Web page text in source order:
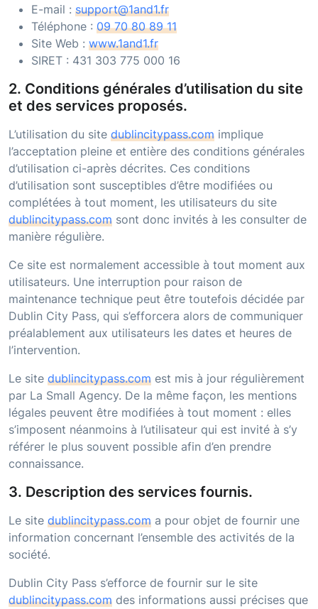
E-mail : support@1and1.fr
Téléphone : 09 70 80 89 11
Site Web : www.1and1.fr
SIRET : 431 303 775 000 16
2. Conditions générales d’utilisation du site
et des services proposés.
L’utilisation du site dublincitypass.com implique
l’acceptation pleine et entière des conditions générales
d’utilisation ci-après décrites. Ces conditions
d’utilisation sont susceptibles d’être modifiées ou
complétées à tout moment, les utilisateurs du site
dublincitypass.com sont donc invités à les consulter de
manière régulière.
Ce site est normalement accessible à tout moment aux
utilisateurs. Une interruption pour raison de
maintenance technique peut être toutefois décidée par
Dublin City Pass, qui s’efforcera alors de communiquer
préalablement aux utilisateurs les dates et heures de
l’intervention.
Le site dublincitypass.com est mis à jour régulièrement
par La Small Agency. De la même façon, les mentions
légales peuvent être modifiées à tout moment : elles
s’imposent néanmoins à l’utilisateur qui est invité à s’y
référer le plus souvent possible afin d’en prendre
connaissance.
3. Description des services fournis.
Le site dublincitypass.com a pour objet de fournir une
information concernant l’ensemble des activités de la
société.
Dublin City Pass s’efforce de fournir sur le site
dublincitypass.com des informations aussi précises que